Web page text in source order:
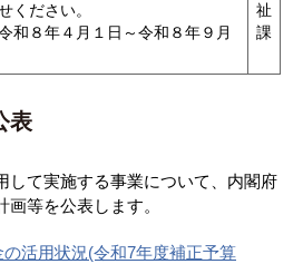
ください。
和８年４月１日～令和８年９月
祉
課
表
て実施する事業について、内閣府
等を公表します。
活用状況(令和7年度補正予算